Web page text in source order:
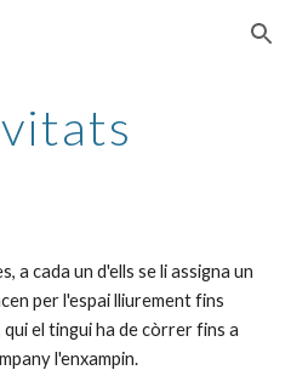
Skip to navigation
a cada un d'ells se li assigna un
per l'espai lliurement fins
el tingui ha de còrrer fins a
l'enxampin.